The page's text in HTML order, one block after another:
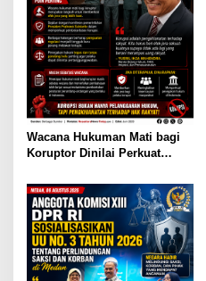
Wacana Hukuman Mati bagi
Koruptor Dinilai Perkuat
Korupsi